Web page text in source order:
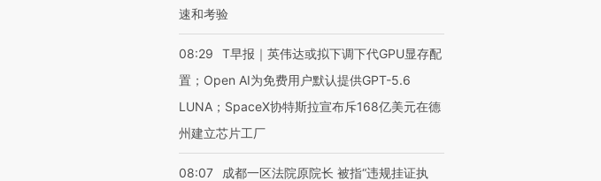
速和考验
08:29
T早报｜英伟达或拟下调下代GPU显存配
置；Open AI为免费用户默认提供GPT-5.6
LUNA；SpaceX协特斯拉宣布斥168亿美元在德
州建立芯片工厂
08:07
成都一区法院原院长 被指“违规挂证执